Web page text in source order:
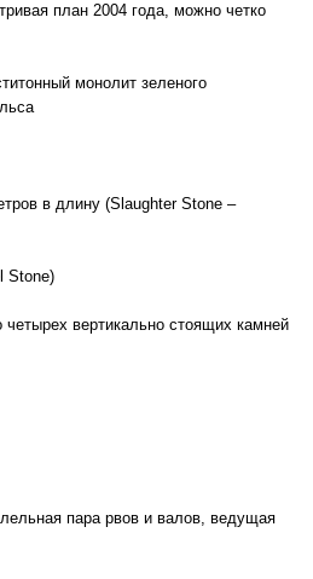
план 2004 года, можно четко
монолит зеленого
в длину (Slaughter Stone –
Stone)
четырех вертикально стоящих камней
пара рвов и валов, ведущая